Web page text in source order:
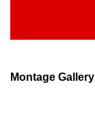
Montage Gallery